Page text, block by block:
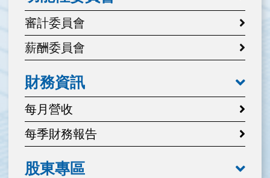
審計委員會
薪酬委員會
財務資訊
每月營收
每季財務報告
股東專區